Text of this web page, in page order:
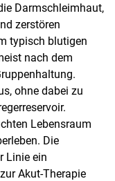
Darmschleimhaut,
zerstören
typisch blutigen
nach dem
ohne dabei zu
Lebensraum
Die
Linie ein
Akut-Therapie